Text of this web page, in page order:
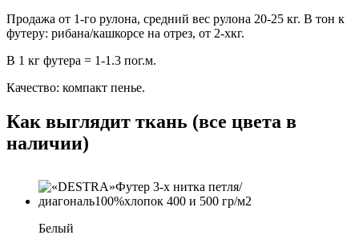
Продажа от 1-го рулона, средний вес рулона 20-25 кг. В тон к
футеру: рибана/кашкорсе на отрез, от 2-хкг.
В 1 кг футера = 1-1.3 пог.м.
Качество: компакт пенье.
Как выглядит ткань (все цвета в
наличии)
Белый